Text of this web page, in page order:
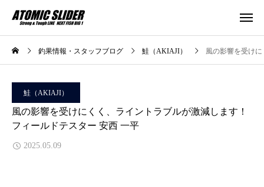
釣果情報・スタッフブログ 鮭（AKIAJI） 風の影響を受け
鮭（AKIAJI）
風の影響を受けにくく、ライントラブルが激減します！
フィールドテスター 安西 一平
2025.05.09